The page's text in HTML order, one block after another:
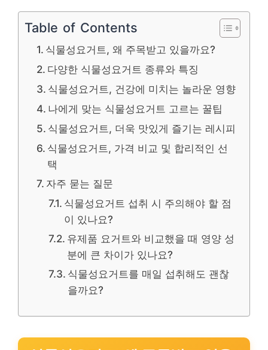
Table of Contents
식물성요거트, 왜 주목받고 있을까요?
다양한 식물성요거트 종류와 특징
식물성요거트, 건강에 미치는 놀라운 영향
나에게 맞는 식물성요거트 고르는 꿀팁
식물성요거트, 더욱 맛있게 즐기는 레시피
식물성요거트, 가격 비교 및 합리적인 선
택
자주 묻는 질문
식물성요거트 섭취 시 주의해야 할 점
이 있나요?
유제품 요거트와 비교했을 때 영양 성
분에 큰 차이가 있나요?
식물성요거트를 매일 섭취해도 괜찮
을까요?